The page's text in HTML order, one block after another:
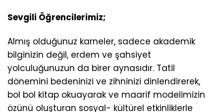
Sevgili Öğrencilerimiz;
Almış olduğunuz karneler, sadece akademik
bilginizin değil, erdem ve şahsiyet
yolculuğunuzun da birer aynasıdır. Tatil
dönemini bedeninizi ve zihninizi dinlendirerek,
bol bol kitap okuayarak ve maarif modelimizin
özünü oluşturan sosyal- kültürel etkinliklerle